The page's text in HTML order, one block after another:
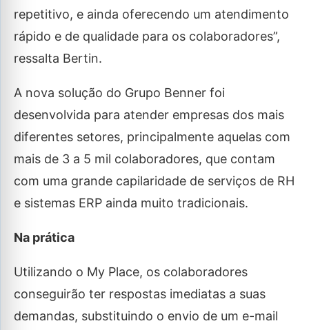
repetitivo, e ainda oferecendo um atendimento
rápido e de qualidade para os colaboradores”,
ressalta Bertin.
A nova solução do Grupo Benner foi
desenvolvida para atender empresas dos mais
diferentes setores, principalmente aquelas com
mais de 3 a 5 mil colaboradores, que contam
com uma grande capilaridade de serviços de RH
e sistemas ERP ainda muito tradicionais.
Na prática
Utilizando o My Place, os colaboradores
conseguirão ter respostas imediatas a suas
demandas, substituindo o envio de um e-mail